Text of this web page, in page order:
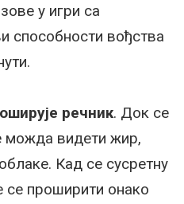
у игри са
способности вођства
речник. Док се
можда видети жир,
Кад се сусретну
се проширити онако